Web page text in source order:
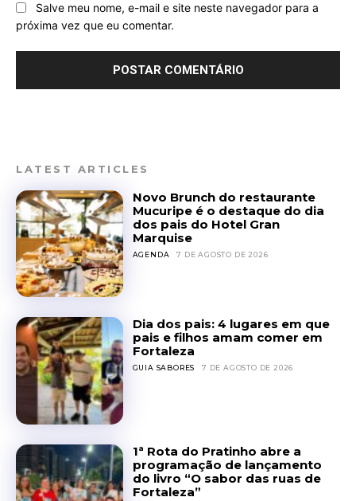
Salve meu nome, e-mail e site neste navegador para a
próxima vez que eu comentar.
LATEST ARTICLES
Novo Brunch do restaurante
Mucuripe é o destaque do dia
dos pais do Hotel Gran
Marquise
AGENDA 7 DE AGOSTO DE 2026
Dia dos pais: 4 lugares em que
pais e filhos amam comer em
Fortaleza
GUIA SABORES 7 DE AGOSTO DE 2026
1ª Rota do Pratinho abre a
programação de lançamento
do livro “O sabor das ruas de
Fortaleza”